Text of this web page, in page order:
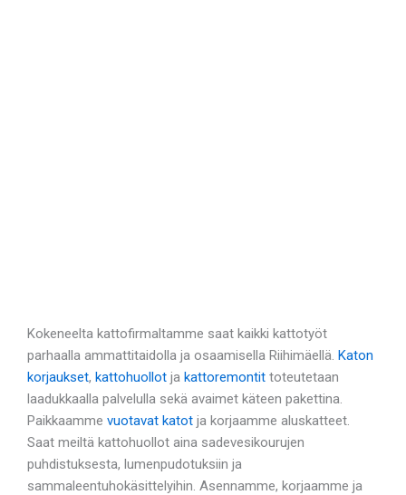
Kokeneelta kattofirmaltamme saat kaikki kattotyöt
parhaalla ammattitaidolla ja osaamisella Riihimäellä. Katon
korjaukset, kattohuollot ja kattoremontit toteutetaan
laadukkaalla palvelulla sekä avaimet käteen pakettina.
Paikkaamme vuotavat katot ja korjaamme aluskatteet.
Saat meiltä kattohuollot aina sadevesikourujen
puhdistuksesta, lumenpudotuksiin ja
sammaleentuhokäsittelyihin. Asennamme, korjaamme ja